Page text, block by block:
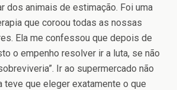
dos animais de estimação. Foi uma
que coroou todas as nossas
Ela me confessou que depois de
o empenho resolver ir a luta, se não
Ir ao supermercado não
teve que eleger exatamente o que